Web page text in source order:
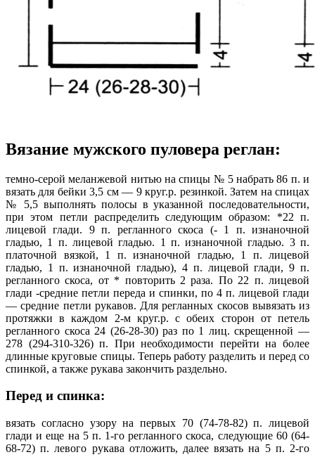
Вязание мужского пуловера реглан:
темно-серой меланжевой нитью на спицы № 5 набрать 86 п. и
вязать для бейки 3,5 см — 9 круг.р. резинкой. Затем на спицах
№ 5,5 выполнять полосы в указанной последовательности,
при этом петли распределить следующим образом: *22 п.
лицевой глади. 9 п. регланного скоса (- 1 п. изнаночной
гладью, 1 п. лицевой гладью. 1 п. изнаночной гладью. 3 п.
платочной вязкой, 1 п. изнаночной гладью, 1 п. лицевой
гладью, 1 п. изнаночной гладью), 4 п. лицевой глади, 9 п.
регланного скоса, от * повторить 2 раза. По 22 п. лицевой
глади -средние петли переда и спинки, по 4 п. лицевой глади
— средние петли рукавов. Для регланных скосов вывязать из
протяжки в каждом 2-м круг.р. с обеих сторон от петель
регланного скоса 24 (26-28-30) раз по 1 лиц. скрещенной —
278 (294-310-326) п. При необходимости перейти на более
длинные круговые спицы. Теперь работу разделить и перед со
спинкой, а также рукава закончить раздельно.
Перед и спинка:
вязать согласно узору на первых 70 (74-78-82) п. лицевой
глади и еще на 5 п. 1-го регланного скоса, следующие 60 (64-
68-72) п. левого рукава отложить, далее вязать на 5 п. 2-го